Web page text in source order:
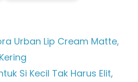
Urban Lip Cream Matte,
Si Kecil Tak Harus Elit,